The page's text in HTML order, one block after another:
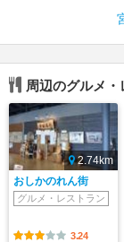
周辺のグルメ・
2.74km
おしかのれん街
グルメ・レストラン
3.24